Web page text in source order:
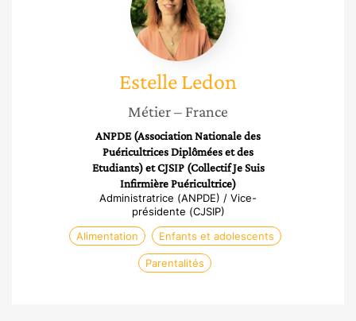
EstelleLedon
Métier– France
ANPDE (Association Nationale des
Puéricultrices Diplômées et des
Etudiants) et CJSIP (Collectif Je Suis
Infirmière Puéricultrice)
Administratrice (ANPDE) / Vice-
présidente (CJSIP)
Alimentation
Enfants et adolescents
Parentalités